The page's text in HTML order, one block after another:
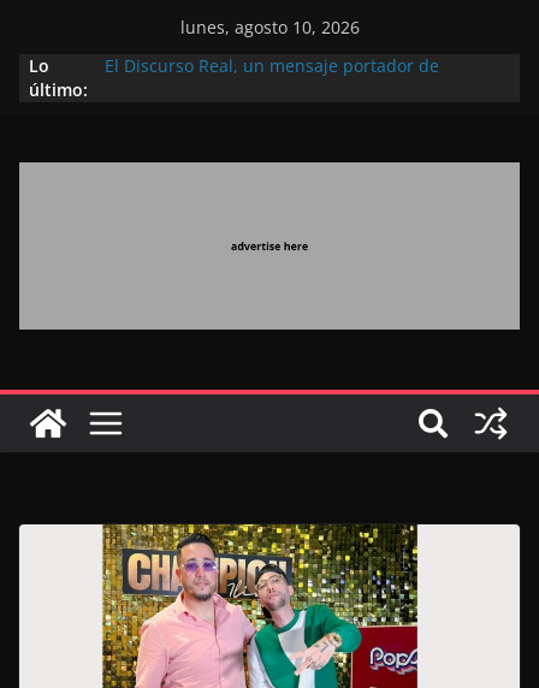
lunes, agosto 10, 2026
Lo
último:
El Discurso Real, un mensaje portador de
Extranjero: al servicio de los grandes proyectos de
Marruecos gracias a una visión estratégica
destinada a consolidar la posición de Marruecos
en una economía mundial competitiva (politólogo
marroquí-estadounidense)